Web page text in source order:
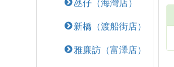
氹仔（海灣店）
新橋（渡船街店）
雅廉訪（富澤店）